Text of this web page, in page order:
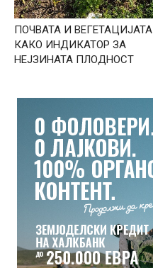
ПОЧВАТА И ВЕГЕТАЦИЈАТА
КАКО ИНДИКАТОР ЗА
НЕЈЗИНАТА ПЛОДНОСТ